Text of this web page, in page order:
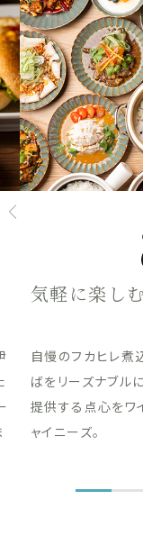
気軽に楽し
自慢のフカヒレ煮
ばをリーズナブル
提供する点心をワ
ャイニーズ。